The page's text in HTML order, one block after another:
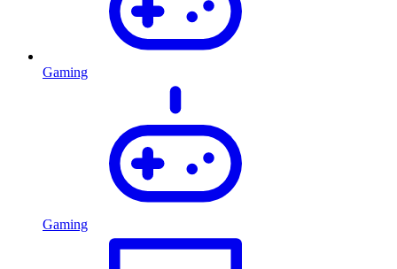
Gaming
Gaming